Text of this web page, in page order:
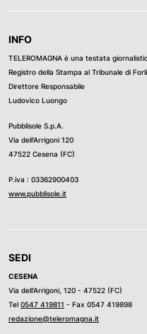
INFO
TELEROMAGNA è una testata
Registro della Stampa al Tribunale di
Direttore Responsabile
Ludovico Luongo
Pubblisole S.p.A.
Via dell’Arrigoni 120
47522 Cesena (FC)
P.iva : 03362900403
www.pubblisole.it
SEDI
CESENA
Via dell’Arrigoni, 120 - 47522 (FC)
Tel 0547 419811 - Fax 0547 419898
redazione@teleromagna.it